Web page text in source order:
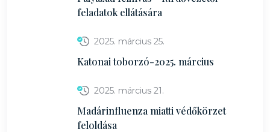
feladatok ellátására
2025. március 25.
Katonai toborzó-2025. március
2025. március 21.
Madárinfluenza miatti védőkörzet
feloldása